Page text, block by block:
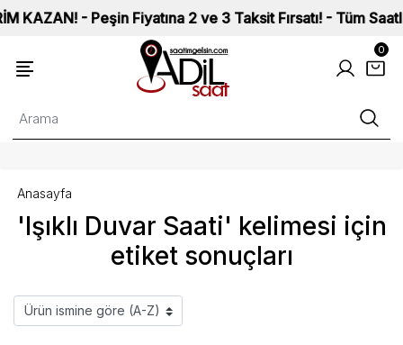
KAZAN! - Peşin Fiyatına 2 ve 3 Taksit Fırsatı! - Tüm
0
'Işıklı Duvar Saati' kelimesi için
etiket sonuçları
Anasayfa